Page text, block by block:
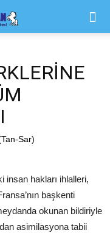
Sar)
insan hakları ihlalleri,
başkenti
okunan bildiriyle
asimilasyona tabii